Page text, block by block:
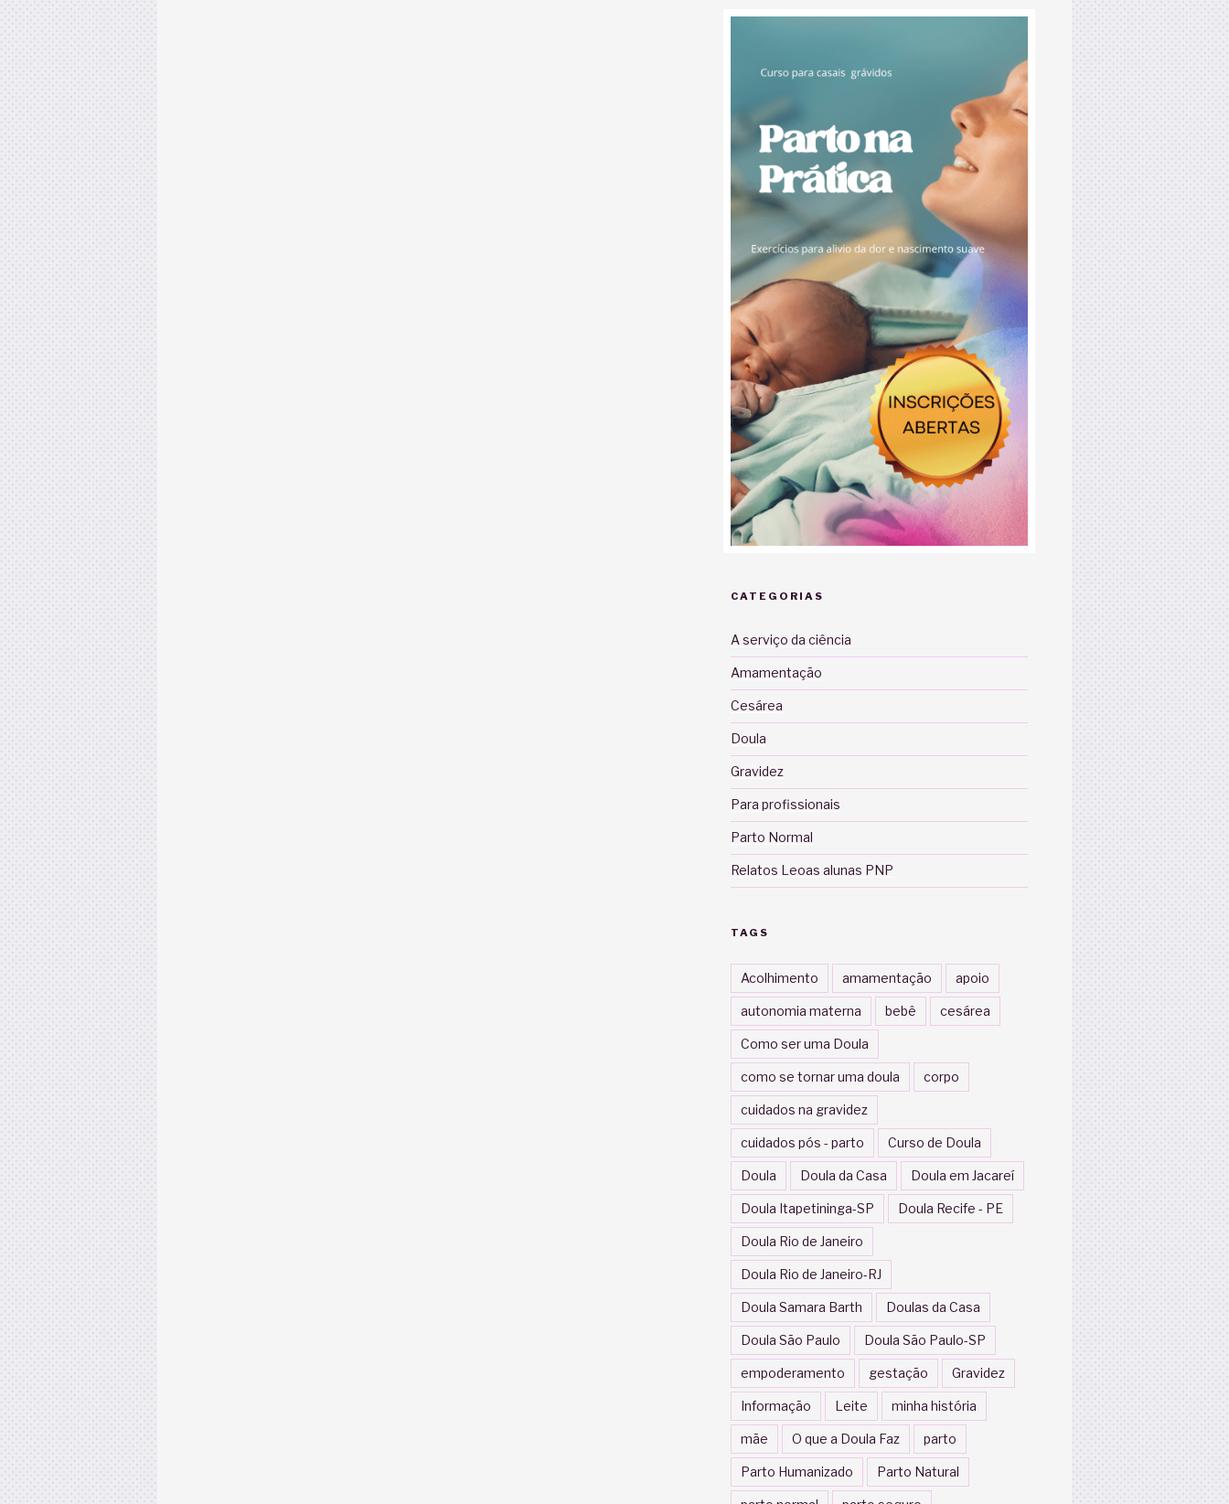
CATEGORIAS
A serviço da ciência
Amamentação
Cesárea
Doula
Gravidez
Para profissionais
Parto Normal
Relatos Leoas alunas PNP
TAGS
Acolhimento amamentação apoio
autonomia materna bebê cesárea
Como ser uma Doula
como se tornar uma doula corpo
cuidados na gravidez
cuidados pós - parto Curso de Doula
Doula Doula da Casa Doula em Jacareí
Doula Itapetininga-SP Doula Recife - PE
Doula Rio de Janeiro
Doula Rio de Janeiro-RJ
Doula Samara Barth Doulas da Casa
Doula São Paulo Doula São Paulo-SP
empoderamento gestação Gravidez
Informação Leite minha história
mãe O que a Doula Faz parto
Parto Humanizado Parto Natural